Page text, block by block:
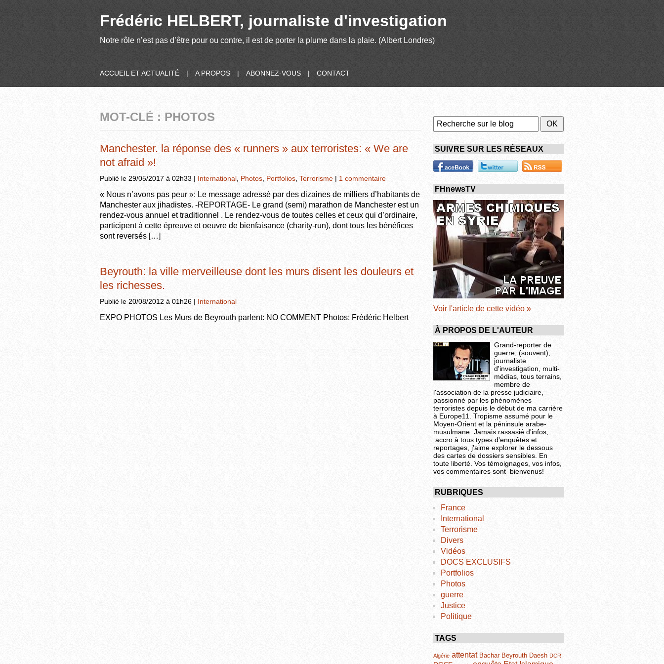
Frédéric HELBERT, journaliste d'investigation
Notre rôle n’est pas d’être pour ou contre, il est de porter la plume dans la plaie. (Albert Londres)
ACCUEIL ET ACTUALITÉ | A PROPOS | ABONNEZ-VOUS | CONTACT
MOT-CLÉ : PHOTOS
Manchester. la réponse des « runners » aux terroristes: « We are
not afraid »!
Publié le 29/05/2017 à 02h33 | International Photos Portfolios Terrorisme | 1 commentaire
« Nous n’avons pas peur »: Le message adressé par des dizaines de milliers d’habitants de
Manchester aux jihadistes. -REPORTAGE- Le grand (semi) marathon de Manchester est un
rendez-vous annuel et traditionnel . Le rendez-vous de toutes celles et ceux qui d’ordinaire,
participent à cette épreuve et oeuvre de bienfaisance (charity-run), dont tous les bénéfices
sont reversés […]
Beyrouth: la ville merveilleuse dont les murs disent les douleurs et
les richesses.
Publié le 20/08/2012 à 01h26 | International
EXPO PHOTOS Les Murs de Beyrouth parlent: NO COMMENT Photos: Frédéric Helbert
SUIVRE SUR LES RÉSEAUX
FHnewsTV
Voir l'article de cette vidéo »
À PROPOS DE L'AUTEUR
Grand-reporter de
guerre, (souvent),
journaliste
d'investigation, multi-
médias, tous terrains,
membre de
l'association de la presse judiciaire,
passionné par les phénomènes
terroristes depuis le début de ma carrière
à Europe11. Tropisme assumé pour le
Moyen-Orient et la péninsule arabe-
musulmane. Jamais rassasié d'infos,
accro à tous types d'enquêtes et
reportages, j'aime explorer le dessous
des cartes de dossiers sensibles. En
toute liberté. Vos témoignages, vos infos,
vos commentaires sont bienvenus!
RUBRIQUES
France
International
Terrorisme
Divers
Vidéos
DOCS EXCLUSIFS
Portfolios
Photos
guerre
Justice
Politique
TAGS
Algérie attentat Bachar Beyrouth Daesh DCRI